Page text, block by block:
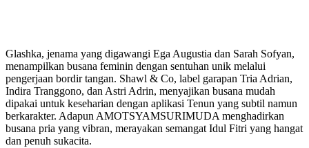
Glashka, jenama yang digawangi Ega Augustia dan Sarah Sofyan,
menampilkan busana feminin dengan sentuhan unik melalui
pengerjaan bordir tangan. Shawl & Co, label garapan Tria Adrian,
Indira Tranggono, dan Astri Adrin, menyajikan busana mudah
dipakai untuk keseharian dengan aplikasi Tenun yang subtil namun
berkarakter. Adapun AMOTSYAMSURIMUDA menghadirkan
busana pria yang vibran, merayakan semangat Idul Fitri yang hangat
dan penuh sukacita.